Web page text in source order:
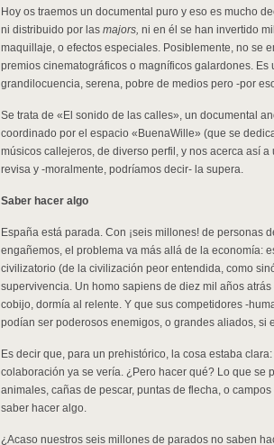
Hoy os traemos un documental puro y eso es mucho
ni distribuido por las majors, ni en él se han invertido
maquillaje, o efectos especiales. Posiblemente, no se
premios cinematográficos o magníficos galardones.
grandilocuencia, serena, pobre de medios pero -por
Se trata de «El sonido de las calles», un documental
coordinado por el espacio «BuenaWille» (que se
músicos callejeros, de diverso perfil, y nos acerca así
revisa y -moralmente, podríamos decir- la supera.
Saber hacer algo
España está parada. Con ¡seis millones! de personas
engañemos, el problema va más allá de la economía:
civilizatorio (de la civilización peor entendida, como
supervivencia. Un homo sapiens de diez mil años
cobijo, dormía al relente. Y que sus competidores -
podían ser poderosos enemigos, o grandes aliados, si
Es decir que, para un prehistórico, la cosa estaba
colaboración ya se vería. ¿Pero hacer qué? Lo que se
animales, cañas de pescar, puntas de flecha, o
saber hacer algo.
¿Acaso nuestros seis millones de parados no saben